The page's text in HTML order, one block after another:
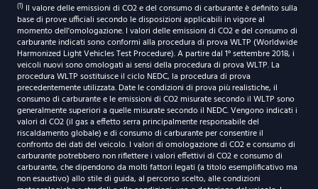
9:30-12:30 | 14.30-18:30
(1) Il valore delle emissioni di CO2 e del consumo di carburante è definito sulla
base di prove ufficiali secondo le disposizioni applicabili in vigore al
momento dell'omologazione. I valori delle emissioni di CO2 e del consumo di
carburante indicati sono conformi alla procedura di prova WLTP (Worldwide
Harmonized Light Vehicles Test Procedure). A partire dal 1° settembre 2018, i
veicoli nuovi sono omologati ai sensi della procedura di prova WLTP. La
procedura WLTP sostituisce il ciclo NEDC, la procedura di prova
precedentemente utilizzata. Date le condizioni di prova più realistiche, il
consumo di carburante e le emissioni di CO2 misurate secondo il WLTP sono
generalmente superiori a quelle misurate secondo il NEDC. Vengono indicati i
valori di CO2 (il gas a effetto serra principalmente responsabile del
riscaldamento globale) e di consumo di carburante per consentire il
confronto dei dati del veicolo. I valori di omologazione di CO2 e consumo di
carburante potrebbero non riflettere i valori effettivi di CO2 e consumo di
carburante, che dipendono da molti fattori legati (a titolo esemplificativo ma
non esaustivo) allo stile di guida, al percorso scelto, alle condizioni